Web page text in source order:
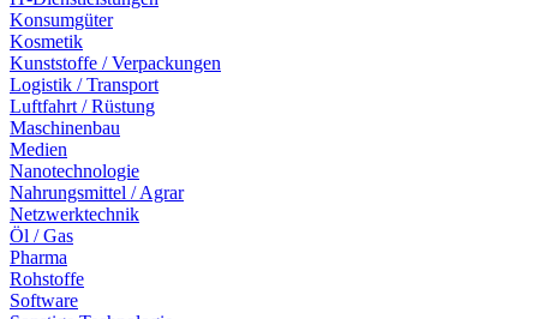
Konsumgüter
Kosmetik
Kunststoffe / Verpackungen
Logistik / Transport
Luftfahrt / Rüstung
Maschinenbau
Medien
Nanotechnologie
Nahrungsmittel / Agrar
Netzwerktechnik
Öl / Gas
Pharma
Rohstoffe
Software